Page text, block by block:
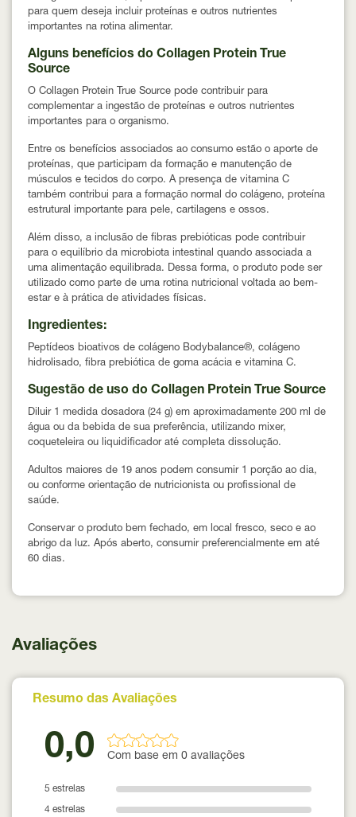
para quem deseja incluir proteínas e outros nutrientes
importantes na rotina alimentar.
Alguns benefícios do Collagen Protein True
Source
O Collagen Protein True Source pode contribuir para
complementar a ingestão de proteínas e outros nutrientes
importantes para o organismo.
Entre os benefícios associados ao consumo estão o aporte de
proteínas, que participam da formação e manutenção de
músculos e tecidos do corpo. A presença de vitamina C
também contribui para a formação normal do colágeno, proteína
estrutural importante para pele, cartilagens e ossos.
Além disso, a inclusão de fibras prebióticas pode contribuir
para o equilíbrio da microbiota intestinal quando associada a
uma alimentação equilibrada. Dessa forma, o produto pode ser
utilizado como parte de uma rotina nutricional voltada ao bem-
estar e à prática de atividades físicas.
Ingredientes:
Peptídeos bioativos de colágeno Bodybalance®, colágeno
hidrolisado, fibra prebiótica de goma acácia e vitamina C.
Sugestão de uso do Collagen Protein True Source
Diluir 1 medida dosadora (24 g) em aproximadamente 200 ml de
água ou da bebida de sua preferência, utilizando mixer,
coqueteleira ou liquidificador até completa dissolução.
Adultos maiores de 19 anos podem consumir 1 porção ao dia,
ou conforme orientação de nutricionista ou profissional de
saúde.
Conservar o produto bem fechado, em local fresco, seco e ao
abrigo da luz. Após aberto, consumir preferencialmente em até
60 dias.
Avaliações
Resumo das Avaliações
0,0 Com base em 0 avaliações
5 estrelas
4 estrelas